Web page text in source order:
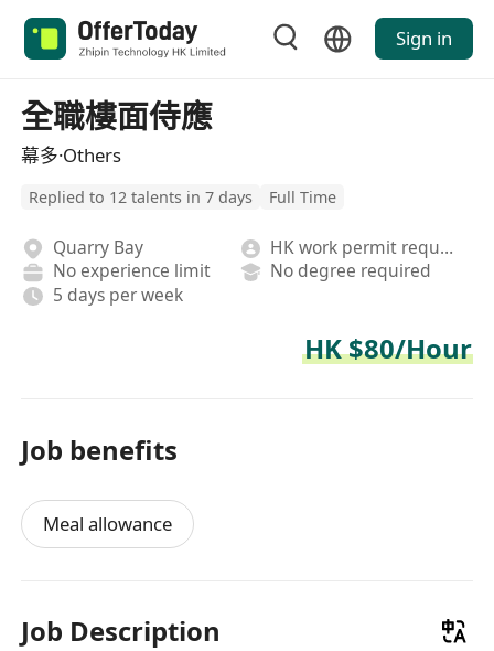
Sign in
全職樓面侍應
幕多·Others
Replied to 12 talents in 7 days Full Time
Quarry Bay
HK work permit required
No experience limit
No degree required
5 days per week
HK $80/Hour
Job benefits
Meal allowance
Job Description